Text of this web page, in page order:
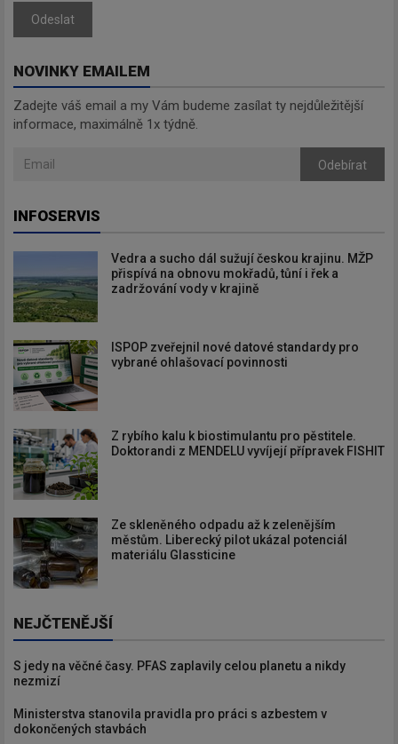
Odeslat
NOVINKY EMAILEM
Zadejte váš email a my Vám budeme zasílat ty nejdůležitější
informace, maximálně 1x týdně.
Odebírat
INFOSERVIS
Vedra a sucho dál sužují českou krajinu. MŽP
přispívá na obnovu mokřadů, tůní i řek a
zadržování vody v krajině
ISPOP zveřejnil nové datové standardy pro
vybrané ohlašovací povinnosti
Z rybího kalu k biostimulantu pro pěstitele.
Doktorandi z MENDELU vyvíjejí přípravek FISHIT
Ze skleněného odpadu až k zelenějším
městům. Liberecký pilot ukázal potenciál
materiálu Glassticine
NEJČTENĚJŠÍ
S jedy na věčné časy. PFAS zaplavily celou planetu a nikdy
nezmizí
Ministerstva stanovila pravidla pro práci s azbestem v
dokončených stavbách